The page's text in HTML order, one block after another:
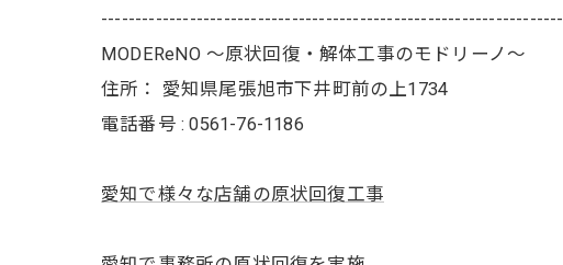
--------------------------------------------------------------------
MODEReNO ～原状回復・解体工事のモドリーノ～
住所： 愛知県尾張旭市下井町前の上1734
電話番号 :0561-76-1186
愛知で様々な店舗の原状回復工事